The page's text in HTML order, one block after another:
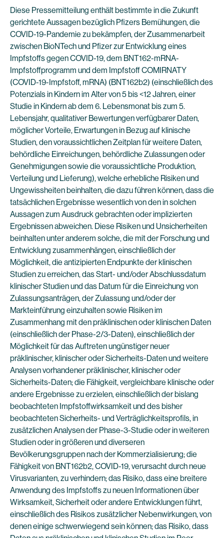
Diese Pressemitteilung enthält bestimmte in die Zukunft
gerichtete Aussagen bezüglich Pfizers Bemühungen, die
COVID-19-Pandemie zu bekämpfen, der Zusammenarbeit
zwischen BioNTech und Pfizer zur Entwicklung eines
Impfstoffs gegen COVID-19, dem BNT162-mRNA-
Impfstoffprogramm und dem Impfstoff COMIRNATY
(COVID-19-Impfstoff, mRNA) (BNT162b2) (einschließlich des
Potenzials in Kindern im Alter von 5 bis <12 Jahren, einer
Studie in Kindern ab dem 6. Lebensmonat bis zum 5.
Lebensjahr, qualitativer Bewertungen verfügbarer Daten,
möglicher Vorteile, Erwartungen in Bezug auf klinische
Studien, den voraussichtlichen Zeitplan für weitere Daten,
behördliche Einreichungen, behördliche Zulassungen oder
Genehmigungen sowie die voraussichtliche Produktion,
Verteilung und Lieferung), welche erhebliche Risiken und
Ungewissheiten beinhalten, die dazu führen können, dass die
tatsächlichen Ergebnisse wesentlich von den in solchen
Aussagen zum Ausdruck gebrachten oder implizierten
Ergebnissen abweichen. Diese Risiken und Unsicherheiten
beinhalten unter anderem solche, die mit der Forschung und
Entwicklung zusammenhängen, einschließlich der
Möglichkeit, die antizipierten Endpunkte der klinischen
Studien zu erreichen, das Start- und/oder Abschlussdatum
klinischer Studien und das Datum für die Einreichung von
Zulassungsanträgen, der Zulassung und/oder der
Markteinführung einzuhalten sowie Risiken im
Zusammenhang mit den präklinischen oder klinischen Daten
(einschließlich der Phase-2/3-Daten), einschließlich der
Möglichkeit für das Auftreten ungünstiger neuer
präklinischer, klinischer oder Sicherheits-Daten und weitere
Analysen vorhandener präklinischer, klinischer oder
Sicherheits-Daten; die Fähigkeit, vergleichbare klinische oder
andere Ergebnisse zu erzielen, einschließlich der bislang
beobachteten Impfstoffwirksamkeit und des bisher
beobachteten Sicherheits- und Verträglichkeitsprofils, in
zusätzlichen Analysen der Phase-3-Studie oder in weiteren
Studien oder in größeren und diverseren
Bevölkerungsgruppen nach der Kommerzialisierung; die
Fähigkeit von BNT162b2, COVID-19, verursacht durch neue
Virusvarianten, zu verhindern; das Risiko, dass eine breitere
Anwendung des Impfstoffs zu neuen Informationen über
Wirksamkeit, Sicherheit oder andere Entwicklungen führt,
einschließlich des Risikos zusätzlicher Nebenwirkungen, von
denen einige schwerwiegend sein können; das Risiko, dass